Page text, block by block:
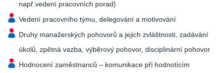
např.vedení pracovních porad)
Vedení pracovního týmu, delegování a motivování
Druhy manažerských pohovorů a jejich zvláštnosti, zadávání
úkolů, zpětná vazba, výběrový pohovor, disciplinární pohovor
Hodnocení zaměstnanců – komunikace při hodnotícím